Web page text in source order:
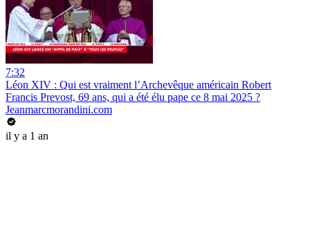
7:32
Léon XIV : Qui est vraiment l’Archevêque américain Robert
Francis Prevost, 69 ans, qui a été élu pape ce 8 mai 2025 ?
Jeanmarcmorandini.com
il y a 1 an